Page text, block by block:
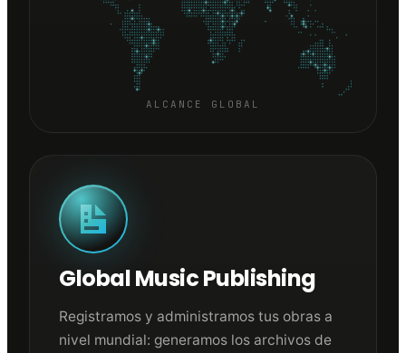
ALCANCE GLOBAL
Global Music Publishing
Registramos y administramos tus obras a
nivel mundial: generamos los archivos de